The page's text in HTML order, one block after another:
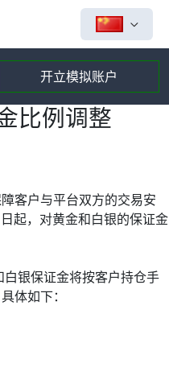
开立模拟账户
比例调整
客户与平台双方的交易安
日起，对黄金和白银的保证金
白银保证金将按客户持仓手
体如下：